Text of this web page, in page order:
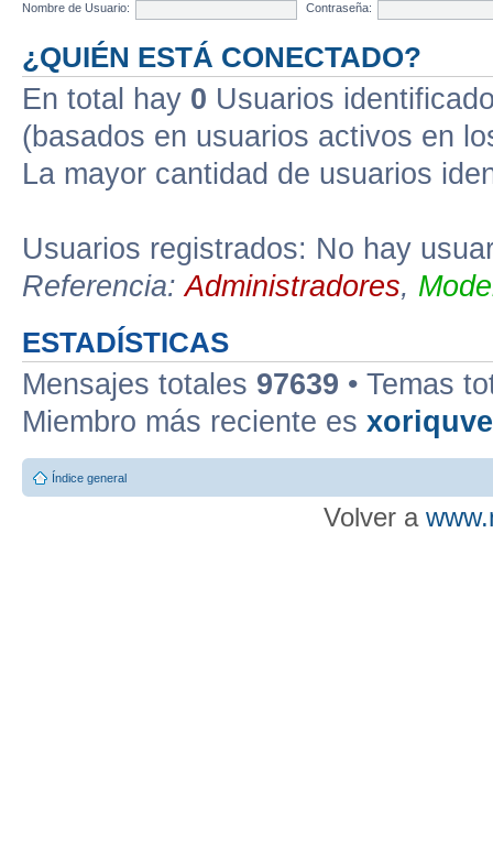
Nombre de Usuario:
Contraseña:
¿QUIÉN ESTÁ CONECTADO?
En total hay 0 Usuarios
(basados en usuarios activos en
La mayor cantidad de usuarios
Usuarios registrados: No hay
Referencia:Administradores,
ESTADÍSTICAS
Mensajes totales 97639 • Temas
Miembro más reciente es
Índice general
Volver a